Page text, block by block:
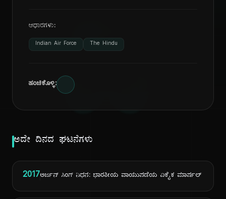
ದಿ
ಆಧಾರಗಳು:
Indian Air Force The Hindu
ಹಂಚಿಕೊಳ್ಳಿ:
ಅದೇ ದಿನದ ಘಟನೆಗಳು
2017ಅರ್ಜನ್ ಸಿಂಗ್ ನಿಧನ: ಭಾರತೀಯ ವಾಯುಪಡೆಯ ಏಕೈಕ ಮಾರ್ಷಲ್